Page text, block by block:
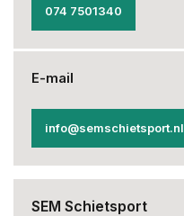
074 7501340
E-mail
info@semschietsport.nl
SEM Schietsport